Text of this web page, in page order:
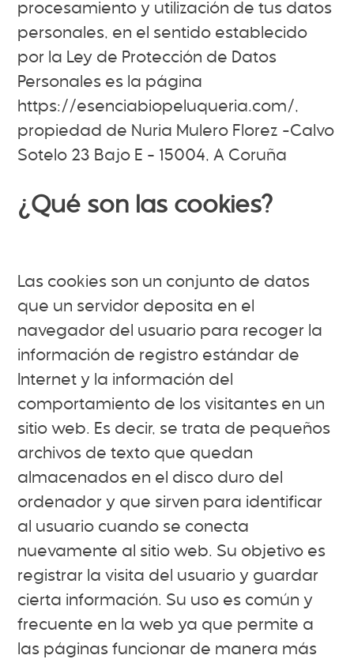
procesamiento y utilización de tus datos
personales, en el sentido establecido
por la Ley de Protección de Datos
Personales es la página
https://esenciabiopeluqueria.com/,
propiedad de Nuria Mulero Florez –Calvo
Sotelo 23 Bajo E - 15004, A Coruña
¿Qué son las cookies?
Las cookies son un conjunto de datos
que un servidor deposita en el
navegador del usuario para recoger la
información de registro estándar de
Internet y la información del
comportamiento de los visitantes en un
sitio web. Es decir, se trata de pequeños
archivos de texto que quedan
almacenados en el disco duro del
ordenador y que sirven para identificar
al usuario cuando se conecta
nuevamente al sitio web. Su objetivo es
registrar la visita del usuario y guardar
cierta información. Su uso es común y
frecuente en la web ya que permite a
las páginas funcionar de manera más